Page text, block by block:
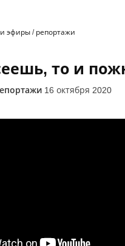
эфиры / репортажи
то и
16 октября 2020